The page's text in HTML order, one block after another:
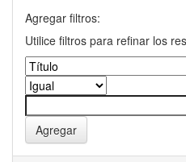
Agregar filtros:
Utilice filtros para refinar los